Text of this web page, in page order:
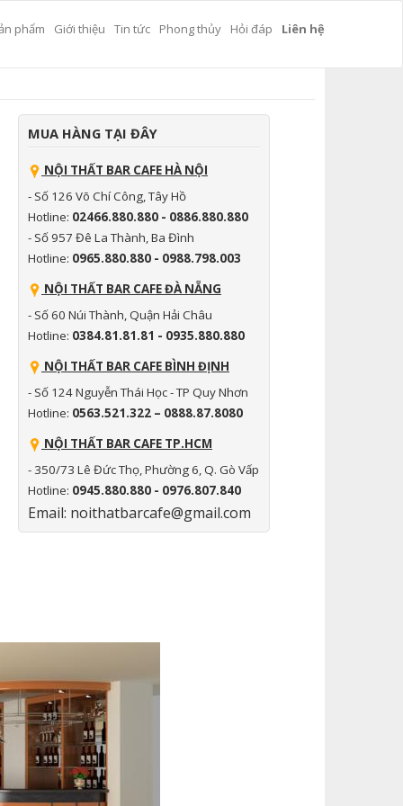
phẩm Giới thiệu Tin tức Phong thủy Hỏi đáp Liên hệ
MUA HÀNG TẠI ĐÂY
NỘI THẤT BAR CAFE HÀ NỘI
- Số 126 Võ Chí Công, Tây Hồ
Hotline: 02466.880.880 - 0886.880.880
- Số 957 Đê La Thành, Ba Đình
Hotline: 0965.880.880 - 0988.798.003
NỘI THẤT BAR CAFE ĐÀ NẴNG
- Số 60 Núi Thành, Quận Hải Châu
Hotline: 0384.81.81.81 - 0935.880.880
NỘI THẤT BAR CAFE BÌNH ĐỊNH
- Số 124 Nguyễn Thái Học - TP Quy Nhơn
Hotline: 0563.521.322 – 0888.87.8080
NỘI THẤT BAR CAFE TP.HCM
- 350/73 Lê Đức Thọ, Phường 6, Q. Gò Vấp
Hotline: 0945.880.880 - 0976.807.840
Email: noithatbarcafe@gmail.com